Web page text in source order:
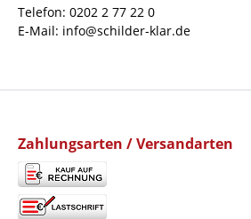
Telefon: 0202 2 77 22 0
E-Mail: info@schilder-klar.de
Zahlungsarten / Versandarten